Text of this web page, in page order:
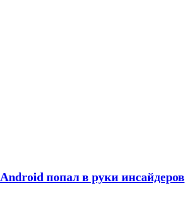
попал в руки инсайдеров